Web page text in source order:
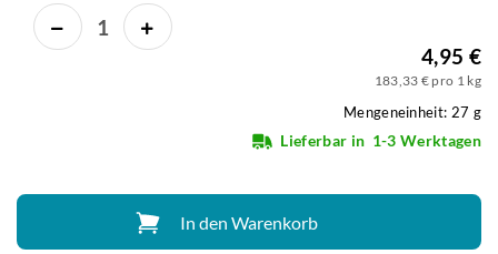
4,95 €
183,33 € pro 1 kg
Mengeneinheit: 27 g
Lieferbar in 1-3 Werktagen
In den Warenkorb